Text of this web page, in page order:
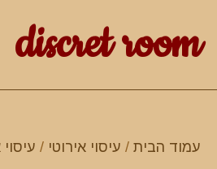
discret room
עמוד הבית / עיסוי אירוטי /